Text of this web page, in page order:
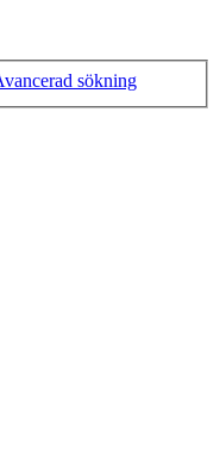
sökning